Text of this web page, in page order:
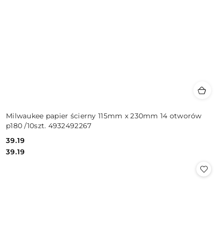
Milwaukee papier ścierny 115mm x 230mm 14 otworów
p180 /10szt. 4932492267
Cena:
39.19
Cena:
39.19